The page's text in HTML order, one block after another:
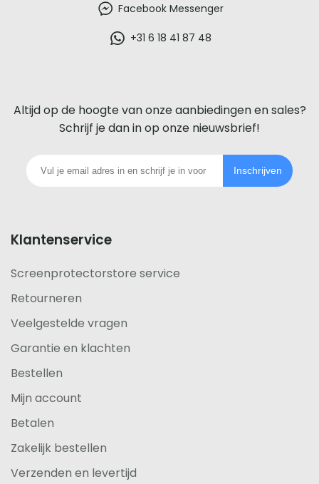
voor
iedere
telefoon
Facebook Messenger
+31 6 18 41 87 48
Altijd op de hoogte van onze aanbiedingen en sales?
Schrijf je dan in op onze nieuwsbrief!
Inschrijven
Klantenservice
Screenprotectorstore service
Retourneren
Veelgestelde vragen
Garantie en klachten
Bestellen
Mijn account
Betalen
Zakelijk bestellen
Verzenden en levertijd